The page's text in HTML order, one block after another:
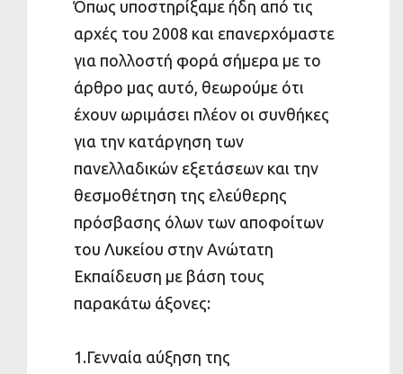
Όπως υποστηρίξαμε ήδη από τις
αρχές του 2008 και επανερχόμαστε
για πολλοστή φορά σήμερα με το
άρθρο μας αυτό, θεωρούμε ότι
έχουν ωριμάσει πλέον οι συνθήκες
για την κατάργηση των
πανελλαδικών εξετάσεων και την
θεσμοθέτηση της ελεύθερης
πρόσβασης όλων των αποφοίτων
του Λυκείου στην Ανώτατη
Εκπαίδευση με βάση τους
παρακάτω άξονες:
1.Γενναία αύξηση της